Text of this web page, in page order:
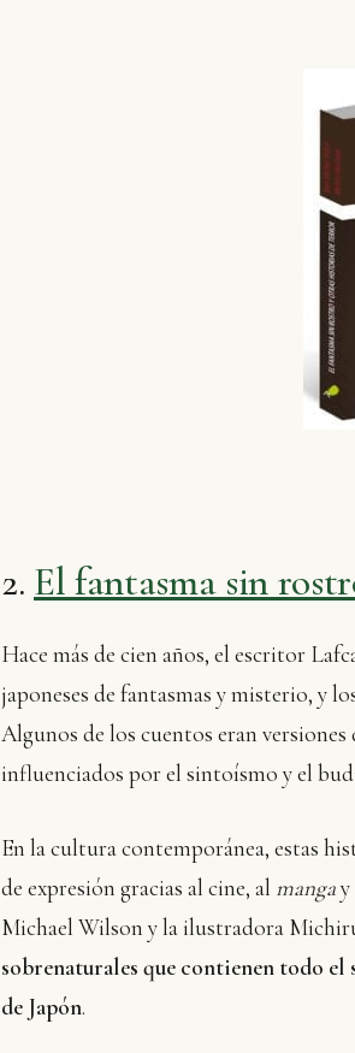
2. El fantasma sin
Hace más de cien años, el escritor
japoneses de fantasmas y misterio, y
Algunos de los cuentos eran
influenciados por el sintoísmo y el
En la cultura contemporánea, estas
de expresión gracias al cine, al mangay
Michael Wilson y la ilustradora
sobrenaturales que contienen todo el
de Japón.